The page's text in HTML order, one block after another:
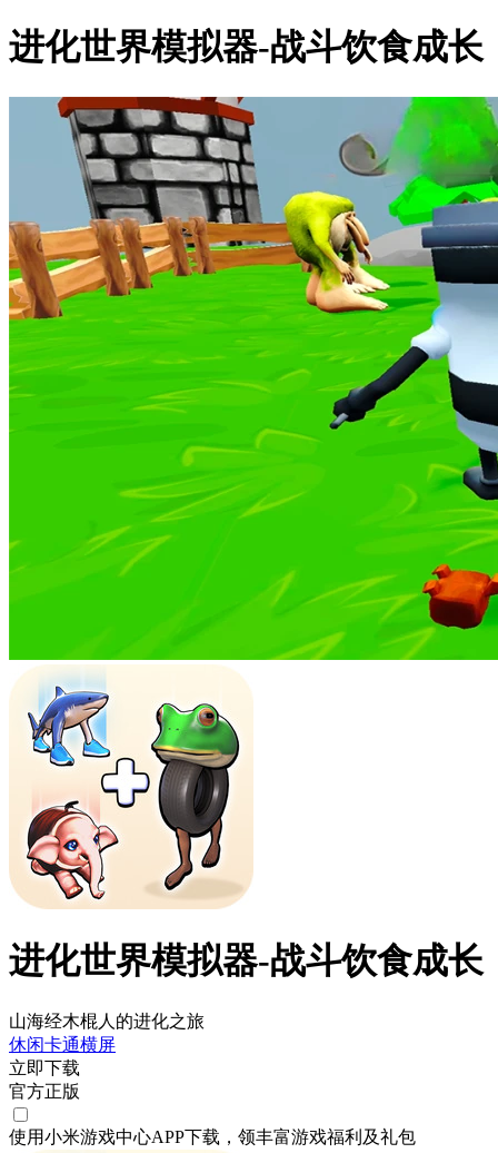
进化世界模拟器-战斗饮食成长
进化世界模拟器-战斗饮食成长
山海经木棍人的进化之旅
休闲卡通横屏
立即下载
官方正版
使用小米游戏中心APP下载 ，领丰富游戏福利 及礼包